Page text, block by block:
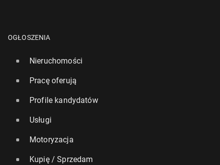
OGŁOSZENIA
Nieruchomości
Pracę oferują
Profile kandydatów
Usługi
Motoryzacja
Kupię / Sprzedam